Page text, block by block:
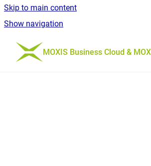
Skip to main content
Show navigation
Go to homepage
MOXIS Business Cloud &